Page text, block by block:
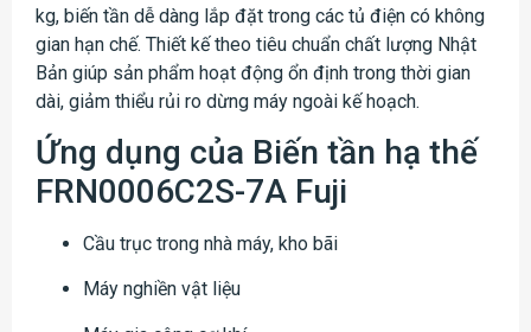
kg, biến tần dễ dàng lắp đặt trong các tủ điện có không
gian hạn chế. Thiết kế theo tiêu chuẩn chất lượng Nhật
Bản giúp sản phẩm hoạt động ổn định trong thời gian
dài, giảm thiểu rủi ro dừng máy ngoài kế hoạch.
Ứng dụng của Biến tần hạ thế
FRN0006C2S-7A Fuji
Cầu trục trong nhà máy, kho bãi
Máy nghiền vật liệu